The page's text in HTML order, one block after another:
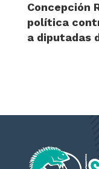
Concepción
política
a diputadas